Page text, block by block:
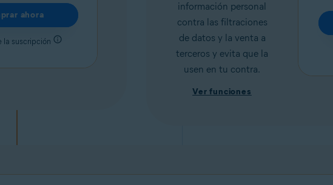
ahora
la suscripción
información personal
contra las filtraciones
de datos y la venta a
terceros y evita que la
usen en tu contra.
Ver funciones